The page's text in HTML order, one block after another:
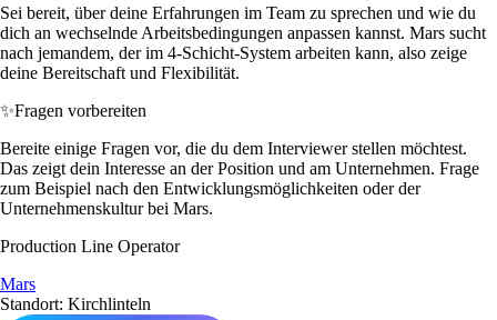
Sei bereit, über deine Erfahrungen im Team zu sprechen und wie du
dich an wechselnde Arbeitsbedingungen anpassen kannst. Mars sucht
nach jemandem, der im 4-Schicht-System arbeiten kann, also zeige
deine Bereitschaft und Flexibilität.
✨Fragen vorbereiten
Bereite einige Fragen vor, die du dem Interviewer stellen möchtest.
Das zeigt dein Interesse an der Position und am Unternehmen. Frage
zum Beispiel nach den Entwicklungsmöglichkeiten oder der
Unternehmenskultur bei Mars.
Production Line Operator
Mars
Standort: Kirchlinteln